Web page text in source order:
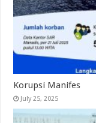
Korupsi Manifes
July 25, 2025